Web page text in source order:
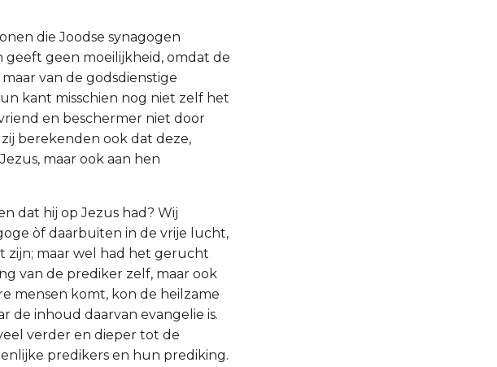
die Joodse synagogen
geen moeilijkheid, omdat de
van de godsdienstige
kant misschien nog niet zelf het
en beschermer niet door
berekenden ook dat deze,
maar ook aan hen
dat hij op Jezus had? Wij
òf daarbuiten in de vrije lucht,
zijn; maar wel had het gerucht
van de prediker zelf, maar ook
mensen komt, kon de heilzame
de inhoud daarvan evangelie is.
verder en dieper tot de
predikers en hun prediking.